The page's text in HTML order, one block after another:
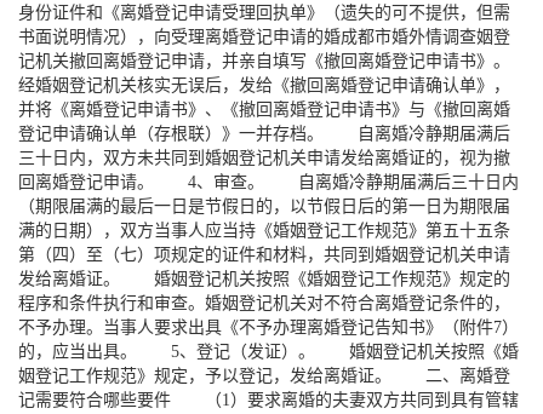
身份证件和《离婚登记申请受理回执单》（遗失的可不提供，但需
书面说明情况），向受理离婚登记申请的婚成都市婚外情调查姻登
记机关撤回离婚登记申请，并亲自填写《撤回离婚登记申请书》。
经婚姻登记机关核实无误后，发给《撤回离婚登记申请确认单》，
并将《离婚登记申请书》、《撤回离婚登记申请书》与《撤回离婚
登记申请确认单（存根联）》一并存档。 自离婚冷静期届满后
三十日内，双方未共同到婚姻登记机关申请发给离婚证的，视为撤
回离婚登记申请。 4、审查。 自离婚冷静期届满后三十日内
（期限届满的最后一日是节假日的，以节假日后的第一日为期限届
满的日期），双方当事人应当持《婚姻登记工作规范》第五十五条
第（四）至（七）项规定的证件和材料，共同到婚姻登记机关申请
发给离婚证。 婚姻登记机关按照《婚姻登记工作规范》规定的
程序和条件执行和审查。婚姻登记机关对不符合离婚登记条件的，
不予办理。当事人要求出具《不予办理离婚登记告知书》（附件7）
的，应当出具。 5、登记（发证）。 婚姻登记机关按照《婚
姻登记工作规范》规定，予以登记，发给离婚证。 二、离婚登
记需要符合哪些要件 （1）要求离婚的夫妻双方共同到具有管辖